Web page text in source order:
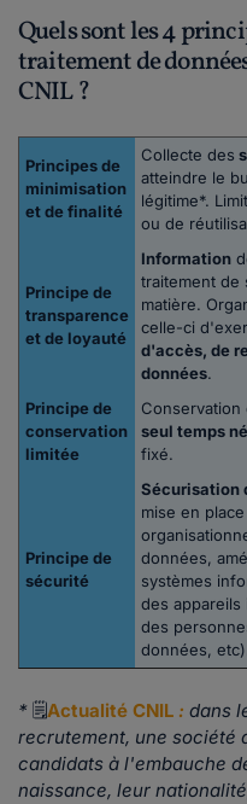
Quels sont les 4
traitement de
CNIL ?
Principes de
minimisation
et de finalité
Collecte des
atteindre le
légitime*.
ou de
Principe de
transparence
et de loyauté
Information
traitement de
matière.
celle-ci
d'accès, de
données.
Principe de
conservation
limitée
seul temps
fixé.
Principe de
sécurité
Sécurisation
mise en
données,
systèmes
des appareils
des
données,
* 🗒Actualité CNIL : dans
recrutement, une société
candidats à l'embauche
naissance, leur